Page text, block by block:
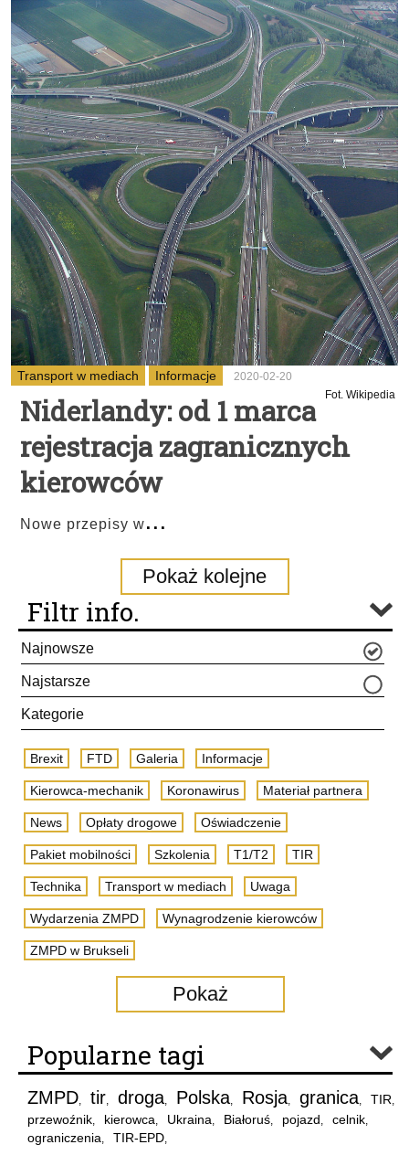
Transport w mediach Informacje
2020-02-20
Fot. Wikipedia
Niderlandy: od 1 marca
rejestracja zagranicznych
kierowców
Nowe przepisy w...
Pokaż kolejne
Filtr info.
Najnowsze
Najstarsze
Kategorie
Brexit FTD Galeria Informacje
Kierowca-mechanik Koronawirus Materiał partnera
News Opłaty drogowe Oświadczenie
Pakiet mobilności Szkolenia T1/T2 TIR
Technika Transport w mediach Uwaga
Wydarzenia ZMPD Wynagrodzenie kierowców
ZMPD w Brukseli
Pokaż
Popularne tagi
ZMPD, tir, droga, Polska, Rosja, granica, TIR,
przewoźnik, kierowca, Ukraina, Białoruś, pojazd, celnik,
ograniczenia, TIR-EPD,